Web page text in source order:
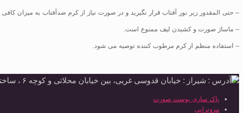
– حتی المقدور زیر نور آفتاب قرار نگیرید و در صورت نیاز از کرم ضدآفتاب به میزان کافی
– ماساژ صورت و کشیدن لیف ممنوع است.
– استفاده منظم از کرم مرطوب کننده توصیه می شود.
آدرس : شیراز : خیابان قدوسی غربی، بین خیابان محلاتی و کوچه ۶ ، ساختمان پرسیس ، طبقه دوم ، واحد ۴ 38440093 09174491500
پاک سازی پوست صورت
مزوتراپی